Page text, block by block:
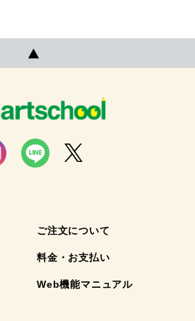
ご注文について
料金・お支払い
Web機能マニュアル